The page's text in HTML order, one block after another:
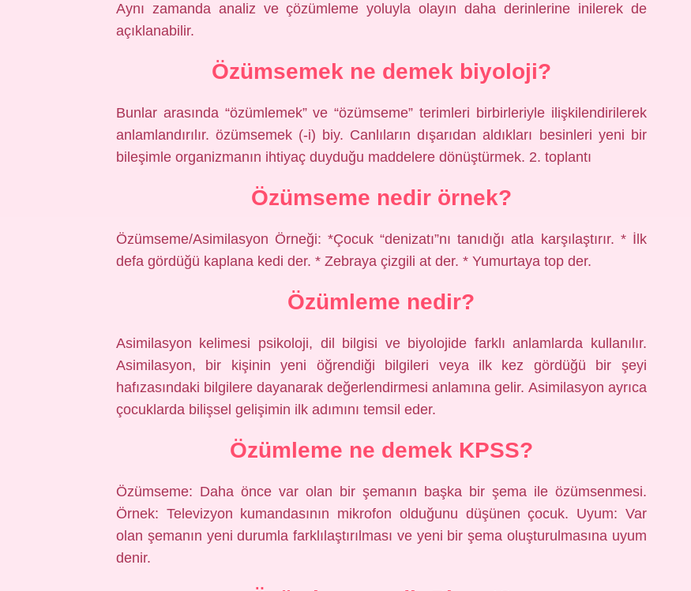
Aynı zamanda analiz ve çözümleme yoluyla olayın daha derinlerine inilerek de
açıklanabilir.
Özümsemek ne demek biyoloji?
Bunlar arasında “özümlemek” ve “özümseme” terimleri birbirleriyle ilişkilendirilerek
anlamlandırılır. özümsemek (-i) biy. Canlıların dışarıdan aldıkları besinleri yeni bir
bileşimle organizmanın ihtiyaç duyduğu maddelere dönüştürmek. 2. toplantı
Özümseme nedir örnek?
Özümseme/Asimilasyon Örneği: *Çocuk “denizatı”nı tanıdığı atla karşılaştırır. * İlk
defa gördüğü kaplana kedi der. * Zebraya çizgili at der. * Yumurtaya top der.
Özümleme nedir?
Asimilasyon kelimesi psikoloji, dil bilgisi ve biyolojide farklı anlamlarda kullanılır.
Asimilasyon, bir kişinin yeni öğrendiği bilgileri veya ilk kez gördüğü bir şeyi
hafızasındaki bilgilere dayanarak değerlendirmesi anlamına gelir. Asimilasyon ayrıca
çocuklarda bilişsel gelişimin ilk adımını temsil eder.
Özümleme ne demek KPSS?
Özümseme: Daha önce var olan bir şemanın başka bir şema ile özümsenmesi.
Örnek: Televizyon kumandasının mikrofon olduğunu düşünen çocuk. Uyum: Var
olan şemanın yeni durumla farklılaştırılması ve yeni bir şema oluşturulmasına uyum
denir.